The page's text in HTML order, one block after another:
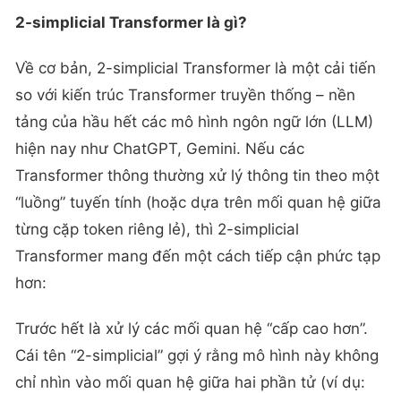
2-simplicial Transformer là gì?
Về cơ bản, 2-simplicial Transformer là một cải tiến
so với kiến trúc Transformer truyền thống – nền
tảng của hầu hết các mô hình ngôn ngữ lớn (LLM)
hiện nay như ChatGPT, Gemini. Nếu các
Transformer thông thường xử lý thông tin theo một
“luồng” tuyến tính (hoặc dựa trên mối quan hệ giữa
từng cặp token riêng lẻ), thì 2-simplicial
Transformer mang đến một cách tiếp cận phức tạp
hơn:
Trước hết là xử lý các mối quan hệ “cấp cao hơn”.
Cái tên “2-simplicial” gợi ý rằng mô hình này không
chỉ nhìn vào mối quan hệ giữa hai phần tử (ví dụ: